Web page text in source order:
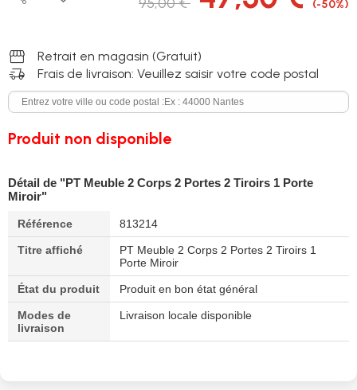
(-50%)
storefront Retrait en magasin (Gratuit)
delivery_truck_speed Frais de livraison: Veuillez saisir votre code postal
Produit non disponible
Détail de "PT Meuble 2 Corps 2 Portes 2 Tiroirs 1 Porte
Miroir"
Référence 813214
Titre affiché
PT Meuble 2 Corps 2 Portes 2 Tiroirs 1
Porte Miroir
État du produit Produit en bon état général
Modes de
livraison
Livraison locale disponible